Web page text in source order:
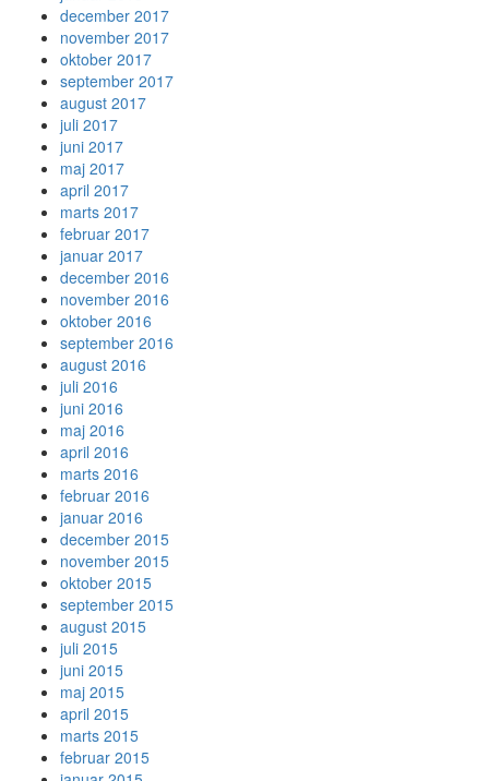
december 2017
november 2017
oktober 2017
september 2017
august 2017
juli 2017
juni 2017
maj 2017
april 2017
marts 2017
februar 2017
januar 2017
december 2016
november 2016
oktober 2016
september 2016
august 2016
juli 2016
juni 2016
maj 2016
april 2016
marts 2016
februar 2016
januar 2016
december 2015
november 2015
oktober 2015
september 2015
august 2015
juli 2015
juni 2015
maj 2015
april 2015
marts 2015
februar 2015